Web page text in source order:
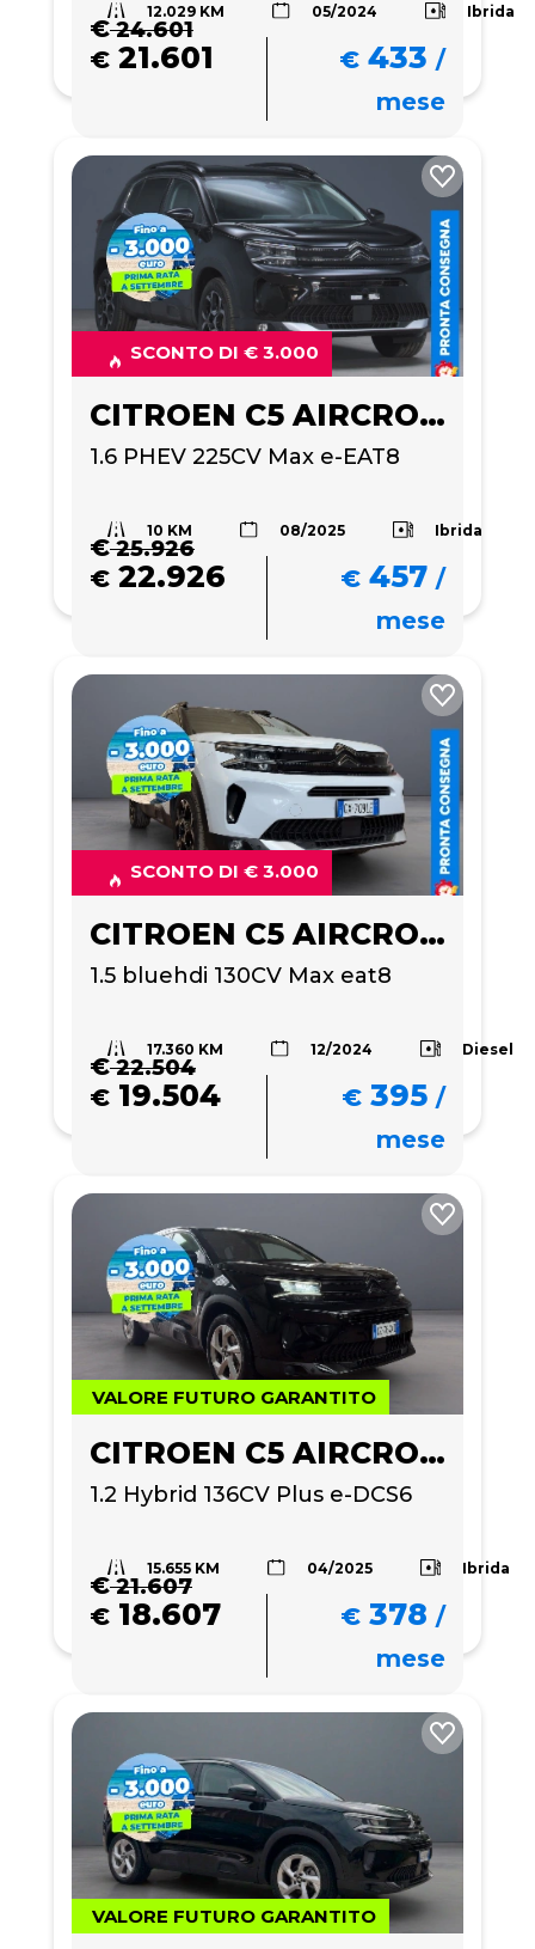
12.029 KM 05/2024 Ibrida
€24.601
€ 21.601 € 433 /
mese
SCONTO DI € 3.000
CITROEN C5 AIRCROSS
1.6 PHEV 225CV Max e-EAT8
10 KM 08/2025 Ibrida
€25.926
€ 22.926 € 457 /
mese
SCONTO DI € 3.000
CITROEN C5 AIRCROSS
1.5 bluehdi 130CV Max eat8
17.360 KM 12/2024 Diesel
€22.504
€ 19.504 € 395 /
mese
VALORE FUTURO GARANTITO
CITROEN C5 AIRCROSS
1.2 Hybrid 136CV Plus e-DCS6
15.655 KM 04/2025 Ibrida
€21.607
€ 18.607 € 378 /
mese
VALORE FUTURO GARANTITO